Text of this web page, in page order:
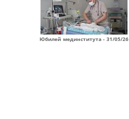
Юбилей мединститута - 31/05/26